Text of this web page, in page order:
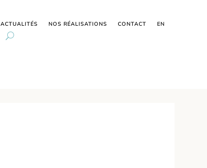
ACTUALITÉS NOS RÉALISATIONS CONTACT EN